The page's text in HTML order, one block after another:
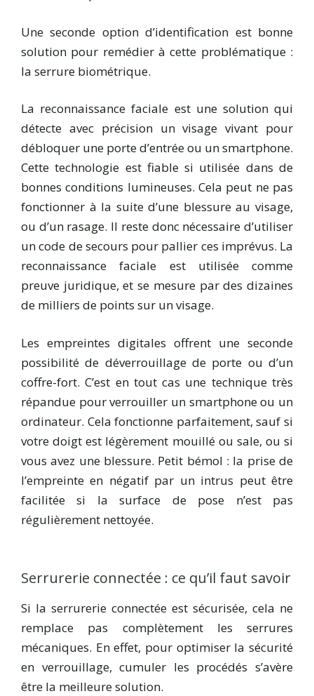
Une seconde option d’identification est bonne
solution pour remédier à cette problématique :
la serrure biométrique.
La reconnaissance faciale est une solution qui
détecte avec précision un visage vivant pour
débloquer une porte d’entrée ou un smartphone.
Cette technologie est fiable si utilisée dans de
bonnes conditions lumineuses. Cela peut ne pas
fonctionner à la suite d’une blessure au visage,
ou d’un rasage. Il reste donc nécessaire d’utiliser
un code de secours pour pallier ces imprévus. La
reconnaissance faciale est utilisée comme
preuve juridique, et se mesure par des dizaines
de milliers de points sur un visage.
Les empreintes digitales offrent une seconde
possibilité de déverrouillage de porte ou d’un
coffre-fort. C’est en tout cas une technique très
répandue pour verrouiller un smartphone ou un
ordinateur. Cela fonctionne parfaitement, sauf si
votre doigt est légèrement mouillé ou sale, ou si
vous avez une blessure. Petit bémol : la prise de
l’empreinte en négatif par un intrus peut être
facilitée si la surface de pose n’est pas
régulièrement nettoyée.
Serrurerie connectée : ce qu’il faut savoir
Si la serrurerie connectée est sécurisée, cela ne
remplace pas complètement les serrures
mécaniques. En effet, pour optimiser la sécurité
en verrouillage, cumuler les procédés s’avère
être la meilleure solution.